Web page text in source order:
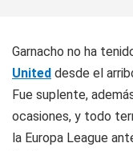
Garnacho no ha
United desde el
Fue suplente,
ocasiones, y todo
la Europa League